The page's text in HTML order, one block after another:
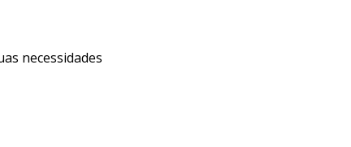
necessidades